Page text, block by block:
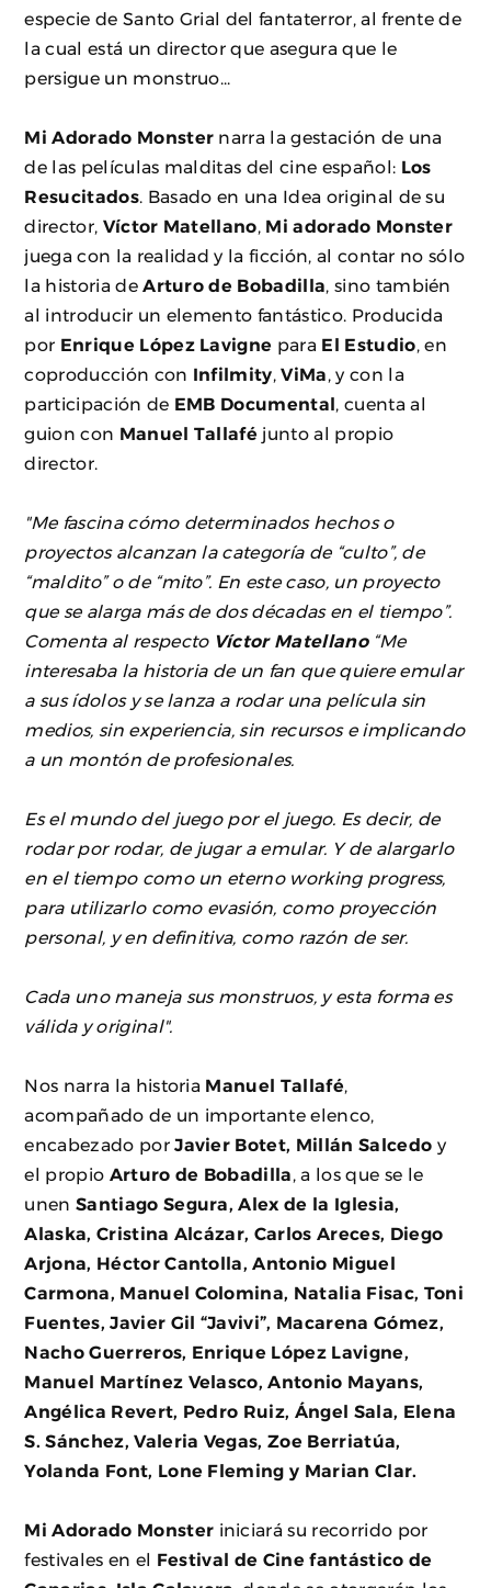
especie de Santo Grial del fantaterror, al frente de
la cual está un director que asegura que le
persigue un monstruo...
Mi Adorado Monster narra la gestación de una
de las películas malditas del cine español: Los
Resucitados. Basado en una Idea original de su
director, Víctor Matellano Mi adorado Monster
juega con la realidad y la ficción, al contar no sólo
la historia de Arturo de Bobadilla , sino también
al introducir un elemento fantástico. Producida
por Enrique López Lavigne para El Estudio , en
coproducción con Infilmity ,ViMa , y con la
participación de EMB Documental
, cuenta al
guion con Manuel Tallafé junto al propio
director.
"Me fascina cómo determinados hechos o
proyectos alcanzan la categoría de “culto”, de
“maldito” o de “mito”. En este caso, un proyecto
que se alarga más de dos décadas en el tiempo”.
Comenta al respecto Víctor Matellano“Me
interesaba la historia de un fan que quiere emular
a sus ídolos y se lanza a rodar una película sin
medios, sin experiencia, sin recursos e implicando
a un montón de profesionales.
Es el mundo del juego por el juego. Es decir, de
rodar por rodar, de jugar a emular. Y de alargarlo
en el tiempo como un eterno working progress,
para utilizarlo como evasión, como proyección
personal, y en definitiva, como razón de ser.
Cada uno maneja sus monstruos, y esta forma es
válida y original".
Nos narra la historia Manuel Tallafé,
acompañado de un importante elenco,
encabezado porJavier Botet, Millán Salcedo y
el propio Arturo de Bobadilla , a los que se le
unenSantiago Segura, Alex de la Iglesia,
Alaska, Cristina Alcázar, Carlos Areces, Diego
Arjona, Héctor Cantolla, Antonio Miguel
Carmona, Manuel Colomina, Natalia Fisac, Toni
Fuentes,Javier Gil “Javivi”, Macarena Gómez,
Nacho Guerreros, Enrique López Lavigne,
Manuel Martínez Velasco, Antonio Mayans,
Angélica Revert, Pedro Ruiz, Ángel Sala, Elena
S. Sánchez,Valeria Vegas,Zoe Berriatúa,
Yolanda Font, Lone Fleming y Marian Clar.
Mi Adorado Monster iniciará su recorrido por
festivales en el Festival de Cine fantástico de